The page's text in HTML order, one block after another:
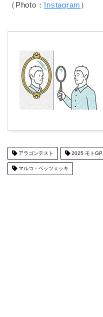
（Photo： Instagram ）
アラゴンテスト 2025 モトGP
マルコ・ベッツェッキ